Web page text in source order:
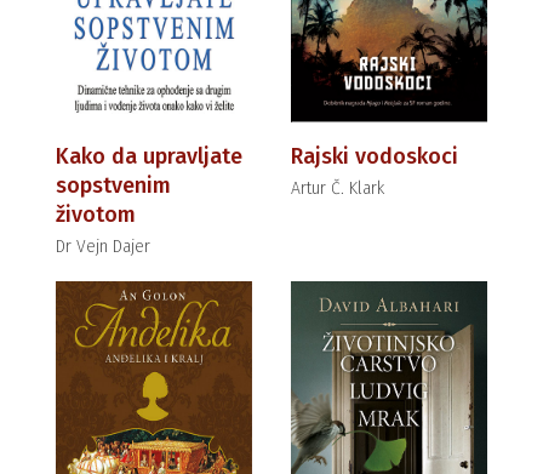
Kako da upravljate
sopstvenim
životom
Dr Vejn Dajer
Rajski vodoskoci
Artur Č. Klark